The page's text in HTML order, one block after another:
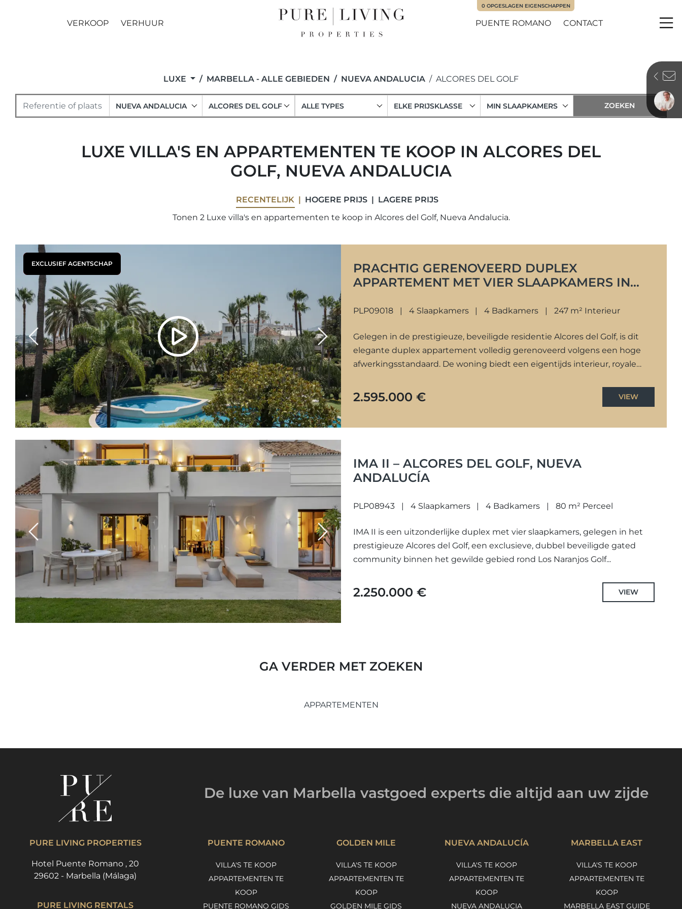
VERKOOP VERHUUR PUENTE ROMANO CONTACT
0 OPGESLAGEN EIGENSCHAPPEN
LUXE MARBELLA - ALLE GEBIEDEN NUEVA ANDALUCIA ALCORES DEL GOLF
NUEVA ANDALUCIA ALCORES DEL GOLF ALLE TYPES ELKE PRIJSKLASSE MIN SLAAPKAMERS
LUXE VILLA'S EN APPARTEMENTEN TE KOOP IN ALCORES DEL
GOLF, NUEVA ANDALUCIA
RECENTELIJK HOGERE PRIJS
LAGERE PRIJS
Tonen 2 Luxe villa's en appartementen te koop in Alcores del Golf, Nueva Andalucia.
Previous Next
PRACHTIG GERENOVEERD DUPLEX
APPARTEMENT MET VIER SLAAPKAMERS IN
PLP09018 4 Slaapkamers 4 Badkamers 247 m² Interieur
Gelegen in de prestigieuze, beveiligde residentie Alcores del Golf, is dit
elegante duplex appartement volledig gerenoveerd volgens een hoge
afwerkingsstandaard. De woning biedt een eigentijds interieur, royale
2.595.000 € VIEW
EXCLUSIEF AGENTSCHAP
Previous Next
IMA II – ALCORES DEL GOLF, NUEVA
ANDALUCÍA
PLP08943 4 Slaapkamers 4 Badkamers 80 m² Perceel
IMA II is een uitzonderlijke duplex met vier slaapkamers, gelegen in het
prestigieuze Alcores del Golf, een exclusieve, dubbel beveiligde gated
community binnen het gewilde gebied rond Los Naranjos Golf...
2.250.000 € VIEW
GA VERDER MET ZOEKEN
APPARTEMENTEN
De luxe van Marbella vastgoed experts die altijd aan uw zijde
PURE LIVING PROPERTIES
Hotel Puente Romano , 20
29602 - Marbella (Málaga)
PURE LIVING RENTALS
PUENTE ROMANO
VILLA'S TE KOOP
APPARTEMENTEN TE
KOOP
PUENTE ROMANO GIDS
GOLDEN MILE
VILLA'S TE KOOP
APPARTEMENTEN TE
KOOP
GOLDEN MILE GIDS
NUEVA ANDALUCÍA
VILLA'S TE KOOP
APPARTEMENTEN TE
KOOP
NUEVA ANDALUCIA
MARBELLA EAST
VILLA'S TE KOOP
APPARTEMENTEN TE
KOOP
MARBELLA EAST GUIDE